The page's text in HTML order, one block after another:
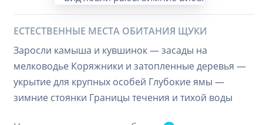
ЕСТЕСТВЕННЫЕ МЕСТА ОБИТАНИЯ ЩУКИ
Заросли камыша и кувшинок — засады на
мелководье Коряжники и затопленные деревья —
укрытие для крупных особей Глубокие ямы —
зимние стоянки Границы течения и тихой воды